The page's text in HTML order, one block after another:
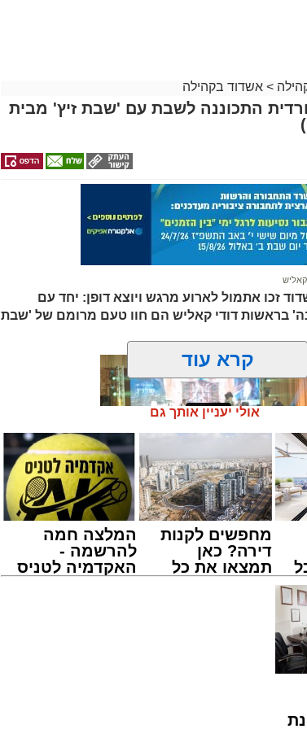
> אשדוד בקהילה
התכוננה לשבת עם 'שבת זיץ' מבית
קאליש
זכו אתמול לארוע מרגש ויוצא דופן: יחד עם
בראשות דודי קאליש הם חוו טעם מרומם של 'שבת
בלי מילים.
ליל שישי, נהנו המונים מתושבי אשדוד מהארוע המרכזי של
לא היה מדובר במופע שגרתי, אלא במעמד של טיש
לסחוף אליו את ההמונים מעומק ימי החולין - אל תוך
הקודש.
קרא עוד
אולי יעניין אותך גם
מחפשים לקנות
דירה? כאן
תמצאו את כל
המלצה חמה
להרשמה -
האקדמיה לטניס